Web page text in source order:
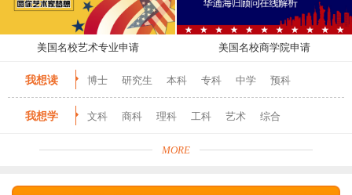
美国名校艺术专业申请 美国名校商学院申请
我想读 博士 研究生 本科 专科 中学 预科
我想学 文科 商科 理科 工科 艺术 综合
MORE